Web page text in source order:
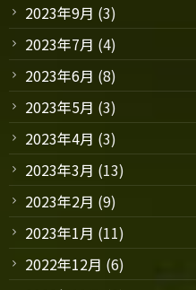
2023年9月 (3)
2023年7月 (4)
2023年6月 (8)
2023年5月 (3)
2023年4月 (3)
2023年3月 (13)
2023年2月 (9)
2023年1月 (11)
2022年12月 (6)